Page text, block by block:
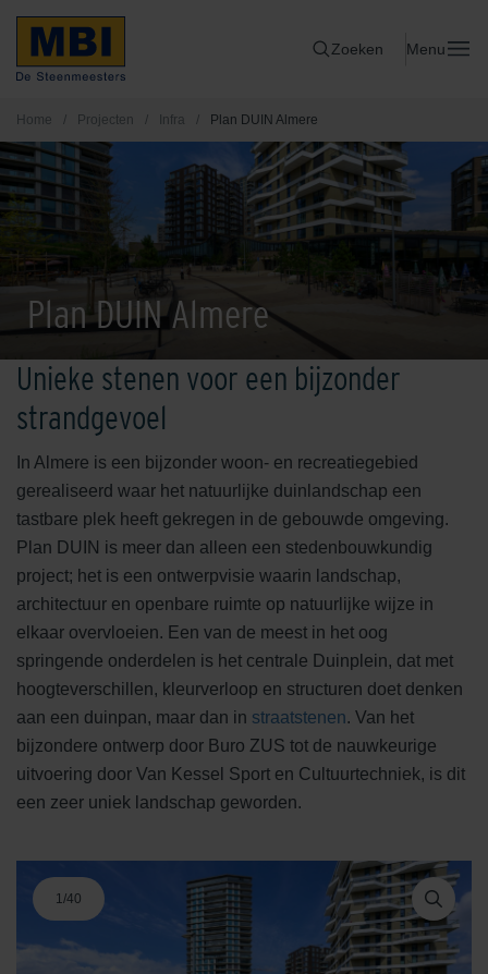
Zoeken Menu
Home / Projecten / Infra / Plan DUIN Almere
Plan DUIN Almere
Unieke stenen voor een bijzonder
strandgevoel
In Almere is een bijzonder woon- en recreatiegebied
gerealiseerd waar het natuurlijke duinlandschap een
tastbare plek heeft gekregen in de gebouwde omgeving.
Plan DUIN is meer dan alleen een stedenbouwkundig
project; het is een ontwerpvisie waarin landschap,
architectuur en openbare ruimte op natuurlijke wijze in
elkaar overvloeien. Een van de meest in het oog
springende onderdelen is het centrale Duinplein, dat met
hoogteverschillen, kleurverloop en structuren doet denken
aan een duinpan, maar dan in straatstenen. Van het
bijzondere ontwerp door Buro ZUS tot de nauwkeurige
uitvoering door Van Kessel Sport en Cultuurtechniek, is dit
een zeer uniek landschap geworden.
1/40